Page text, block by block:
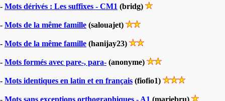
- Mots dérivés : Les suffixes - CM1 (bridg)
- Mots de la même famille (salouajet)
- Mots de la même famille (hanijay23)
- Mots formés avec pare-, para- (anonyme)
- Mots identiques en latin et en français (fiofio1)
- Mots sans exceptions orthographiques - A1 (mariebru)